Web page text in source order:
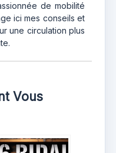
de mobilité
ici mes conseils et
une circulation plus
Vous